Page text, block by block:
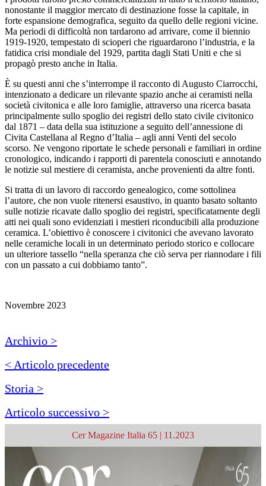
nonostante il maggior mercato di destinazione fosse la capitale, in
forte espansione demografica, seguito da quello delle regioni vicine.
Ma periodi di difficoltà non tardarono ad arrivare, come il biennio
1919-1920, tempestato di scioperi che riguardarono l’industria, e la
fatidica crisi mondiale del 1929, partita dagli Stati Uniti e che si
propagò presto anche in Italia.
È su questi anni che s’interrompe il racconto di Augusto Ciarrocchi,
intenzionato a dedicare un rilevante spazio anche ai ceramisti nella
società civitonica e alle loro famiglie, attraverso una ricerca basata
principalmente sullo spoglio dei registri dello stato civile civitonico
dal 1871 – data della sua istituzione a seguito dell’annessione di
Civita Castellana al Regno d’Italia – agli anni Venti del secolo
scorso. Ne vengono riportate le schede personali e familiari in ordine
cronologico, indicando i rapporti di parentela conosciuti e annotando
le notizie sul mestiere di ceramista, anche provenienti da altre fonti.
Si tratta di un lavoro di raccordo genealogico, come sottolinea
l’autore, che non vuole ritenersi esaustivo, in quanto basato soltanto
sulle notizie ricavate dallo spoglio dei registri, specificatamente degli
atti nei quali sono evidenziati i mestieri riconducibili alla produzione
ceramica. L’obiettivo è conoscere i civitonici che avevano lavorato
nelle ceramiche locali in un determinato periodo storico e collocare
un ulteriore tassello “nella speranza che ciò serva per riannodare i fili
con un passato a cui dobbiamo tanto”.
Novembre 2023
Archivio >
< Articolo precedente
Storia >
Articolo successivo >
Cer Magazine Italia 65 | 11.2023